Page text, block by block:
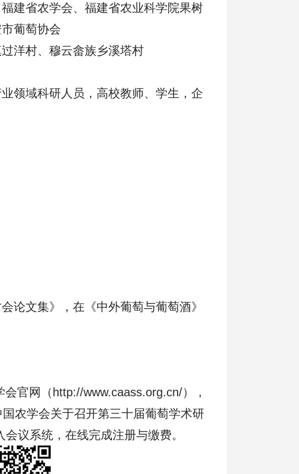
建省农学会、福建省农业科学院果树
葡萄协会
洋村、穆云畲族乡溪塔村
领域科研人员，高校教师、学生，企
论文集》，在《中外葡萄与葡萄酒》
官网（http://www.caass.org.cn/），
国农学会关于召开第三十届葡萄学术研
议系统，在线完成注册与缴费。